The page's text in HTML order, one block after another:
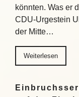
könnten. Was er
CDU-Urgestein
der Mitte…
Weiterlesen